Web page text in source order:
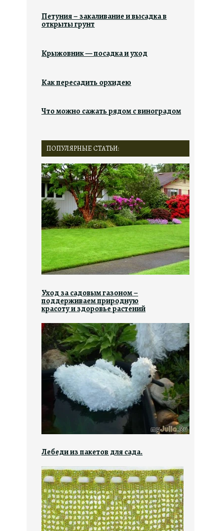
Петуния – закаливание и высадка в
открыты грунт
Крыжовник — посадка и уход
Как пересадить орхидею
Что можно сажать рядом с виноградом
ПОПУЛЯРНЫЕ СТАТЬИ:
Уход за садовым газоном –
поддерживаем природную
красоту и здоровье растений
Лебеди из пакетов для сада.